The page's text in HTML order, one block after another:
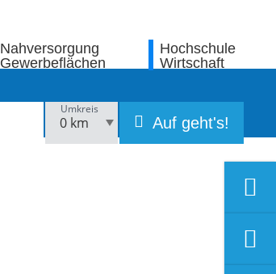
Nahversorgung
Gewerbeflächen
Hochschule
Wirtschaft
Umkreis
Auf geht's!